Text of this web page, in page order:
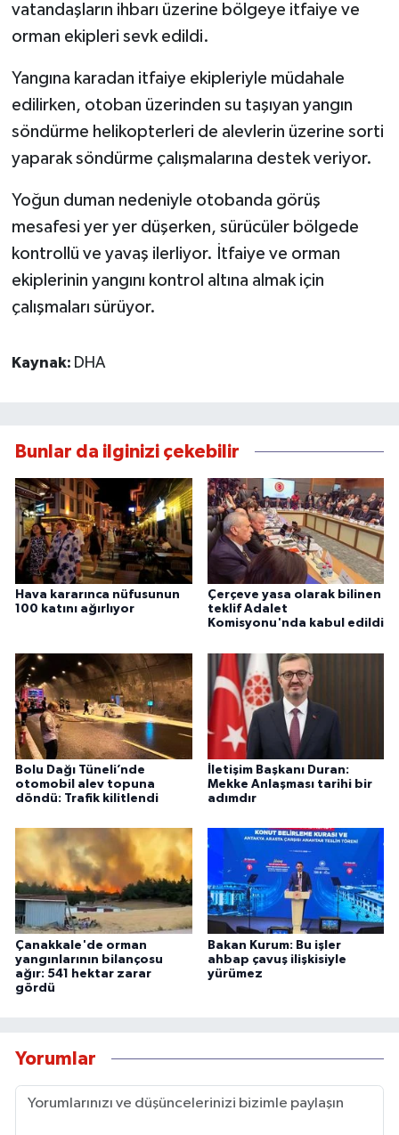
vatandaşların ihbarı üzerine bölgeye itfaiye ve
orman ekipleri sevk edildi.
Yangına karadan itfaiye ekipleriyle müdahale
edilirken, otoban üzerinden su taşıyan yangın
söndürme helikopterleri de alevlerin üzerine sorti
yaparak söndürme çalışmalarına destek veriyor.
Yoğun duman nedeniyle otobanda görüş
mesafesi yer yer düşerken, sürücüler bölgede
kontrollü ve yavaş ilerliyor. İtfaiye ve orman
ekiplerinin yangını kontrol altına almak için
çalışmaları sürüyor.
Kaynak: DHA
Bunlar da ilginizi çekebilir
Hava kararınca nüfusunun
100 katını ağırlıyor
Çerçeve yasa olarak bilinen
teklif Adalet
Komisyonu'nda kabul edildi
Bolu Dağı Tüneli’nde
otomobil alev topuna
döndü: Trafik kilitlendi
İletişim Başkanı Duran:
Mekke Anlaşması tarihi bir
adımdır
Çanakkale'de orman
yangınlarının bilançosu
ağır: 541 hektar zarar
gördü
Bakan Kurum: Bu işler
ahbap çavuş ilişkisiyle
yürümez
Yorumlar